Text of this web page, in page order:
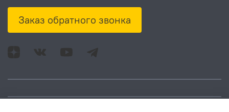
Заказ обратного звонка